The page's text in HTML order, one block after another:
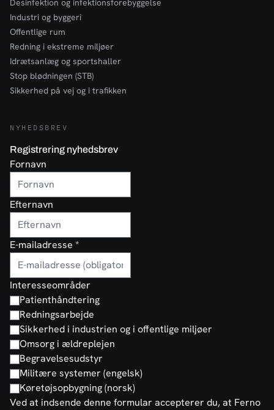
Desinfektion og infektionsforebyggelse
Industri og byggeri
Offentlige rum
Redning i ekstreme miljøer
Idrætsanlæg og sportshaller
Stop blødningen (STB)
Sikkerhed på vej og i trafikken
NYHEDSBREV
Registrering nyhedsbrev
Fornavn
Efternavn
E-mailadresse *
Interesseområder
Patienthåndtering
Redningsarbejde
Sikkerhed i industrien og i offentlige miljøer
Omsorg i ældreplejen
Begravelsesudstyr
Militære systemer (engelsk)
Køretøjsopbygning (norsk)
Ved at indsende denne formular accepterer du, at Ferno